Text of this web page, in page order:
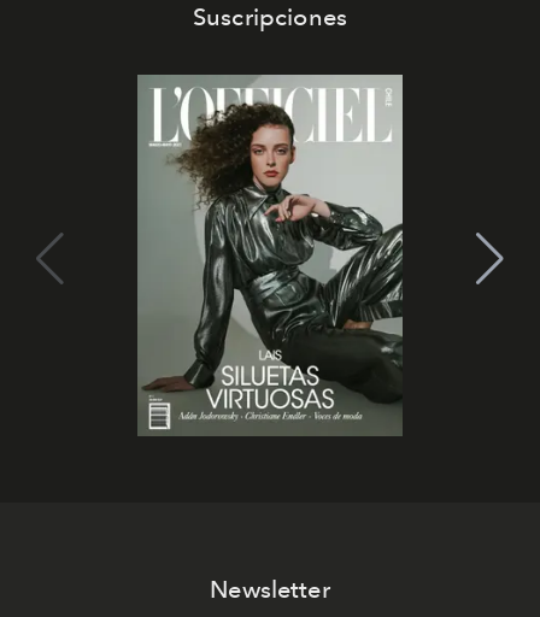
Suscripciones
Newsletter